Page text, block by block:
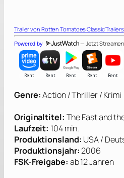
Trailer von Rotten Tomatoes Classic Trailers
Powered by — Jetzt
Genre:Action / Thriller / Krimi
Originaltitel: The Fast and
Laufzeit: 104 min.
Produktionsland: USA /
Produktionsjahr:2006
FSK-Freigabe: ab 12 Jahren